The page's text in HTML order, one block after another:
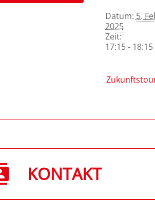
Datum: 5.
2025
Zeit:
17:15 - 18:15
KONTAKT